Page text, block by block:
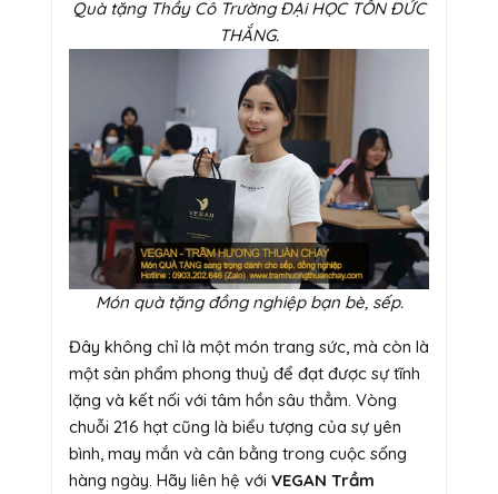
Quà tặng Thầy Cô Trường ĐẠi HỌC TÔN ĐỨC
THẮNG.
Món quà tặng đồng nghiệp bạn bè, sếp.
Đây không chỉ là một món trang sức, mà còn là
một sản phẩm phong thuỷ để đạt được sự tĩnh
lặng và kết nối với tâm hồn sâu thẳm. Vòng
chuỗi 216 hạt cũng là biểu tượng của sự yên
bình, may mắn và cân bằng trong cuộc sống
hàng ngày. Hãy liên hệ với VEGAN Trầm